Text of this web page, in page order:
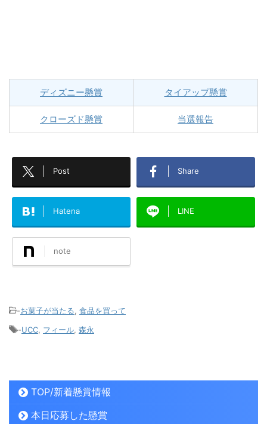
ディズニー懸賞 タイアップ懸賞
クローズド懸賞 当選報告
Post Share
Hatena LINE
note
-お菓子が当たる 食品を買って
-UCC フィール 森永
TOP/新着懸賞情報
本日応募した懸賞